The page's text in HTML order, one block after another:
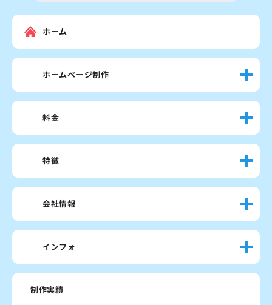
ホーム
ホームページ制作
料金
特徴
会社情報
インフォ
制作実績